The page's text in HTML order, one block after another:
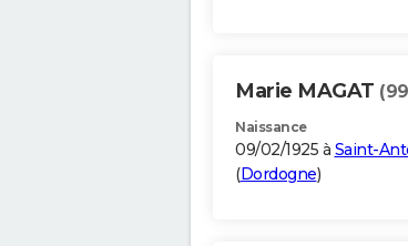
Marie MAGAT
Naissance
09/02/1925 à Saint-
(Dordogne)